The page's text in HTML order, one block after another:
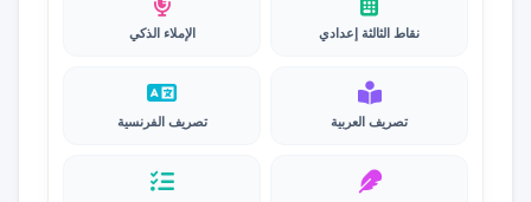
نقاط الثالثة إعدادي الإملاء الذكي
تصريف العربية تصريف الفرنسية